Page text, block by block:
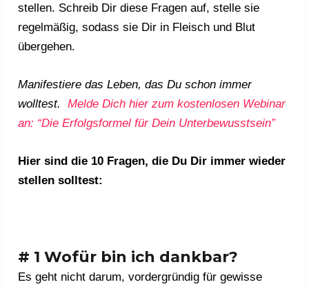
stellen. Schreib Dir diese Fragen auf, stelle sie
regelmäßig, sodass sie Dir in Fleisch und Blut
übergehen.
Manifestiere das Leben, das Du schon immer
wolltest.Melde Dich hier zum kostenlosen Webinar
an: “Die Erfolgsformel für Dein Unterbewusstsein”
Hier sind die 10 Fragen, die Du Dir immer wieder
stellen solltest:
# 1 Wofür bin ich dankbar?
Es geht nicht darum, vordergründig für gewisse